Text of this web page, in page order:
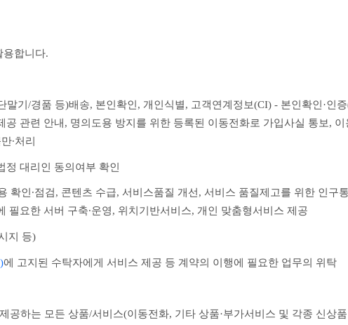
용합니다.
기/경품 등)배송, 본인확인, 개인식별, 고객연계정보(CI) - 본인확인·인
관련 안내, 명의도용 방지를 위한 등록된 이동전화로 가입사실 통보, 이
∙처리
대리인 동의여부 확인
확인∙점검, 콘텐츠 수급, 서비스품질 개선, 서비스 품질제고를 위한 인구
필요한 서버 구축∙운영, 위치기반서비스, 개인 맞춤형서비스 제공
지 등)
에 고지된 수탁자에게 서비스 제공 등 계약의 이행에 필요한 업무의 위탁
하는 모든 상품/서비스(이동전화, 기타 상품·부가서비스 및 각종 신상